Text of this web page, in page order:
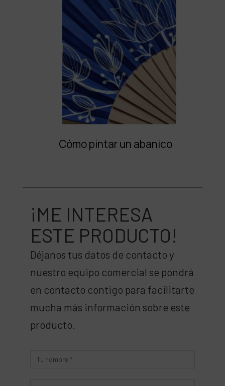
Cómo pintar un abanico
¡ME INTERESA
ESTE PRODUCTO!
Déjanos tus datos de contacto y
nuestro equipo comercial se pondrá
en contacto contigo para facilitarte
mucha más información sobre este
producto.
Producto